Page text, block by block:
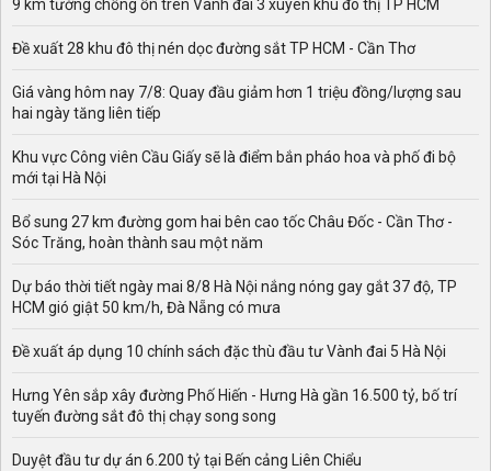
9 km tường chống ồn trên Vành đai 3 xuyên khu đô thị TP HCM
Đề xuất 28 khu đô thị nén dọc đường sắt TP HCM - Cần Thơ
Giá vàng hôm nay 7/8: Quay đầu giảm hơn 1 triệu đồng/lượng sau
hai ngày tăng liên tiếp
Khu vực Công viên Cầu Giấy sẽ là điểm bắn pháo hoa và phố đi bộ
mới tại Hà Nội
Bổ sung 27 km đường gom hai bên cao tốc Châu Đốc - Cần Thơ -
Sóc Trăng, hoàn thành sau một năm
Dự báo thời tiết ngày mai 8/8 Hà Nội nắng nóng gay gắt 37 độ, TP
HCM gió giật 50 km/h, Đà Nẵng có mưa
Đề xuất áp dụng 10 chính sách đặc thù đầu tư Vành đai 5 Hà Nội
Hưng Yên sắp xây đường Phố Hiến - Hưng Hà gần 16.500 tỷ, bố trí
tuyến đường sắt đô thị chạy song song
Duyệt đầu tư dự án 6.200 tỷ tại Bến cảng Liên Chiểu